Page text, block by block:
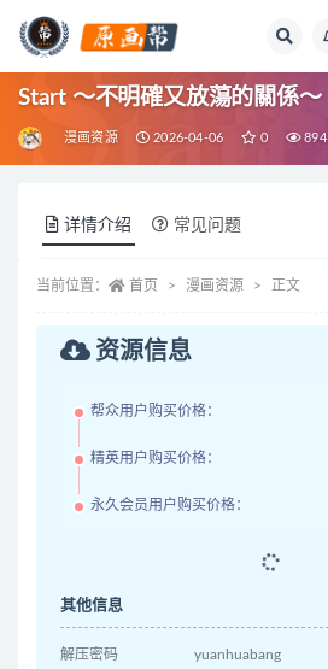
Start ～不明確又放蕩的關係～
漫画资源 2026-04-06 0 894
详情介绍 常见问题
当前位置： 首页 漫画资源 正文
资源信息
帮众用户购买价格：
精英用户购买价格：
永久会员用户购买价格：
其他信息
解压密码 yuanhuabang